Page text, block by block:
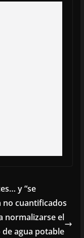
y “se
no cuantificados
normalizarse el
agua potable